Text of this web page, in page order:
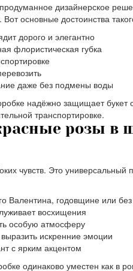
дизайнерское
основные достоинства
дорого и элегантно
флористическая губка
даже без подмены воды
надёжно защищает
транспортировке.
розы в
чувств. Это универсальный
Валентина, годовщине или
восхищения
особую атмосферу
искренние эмоции
с ярким акцентом
одинаково уместен как в